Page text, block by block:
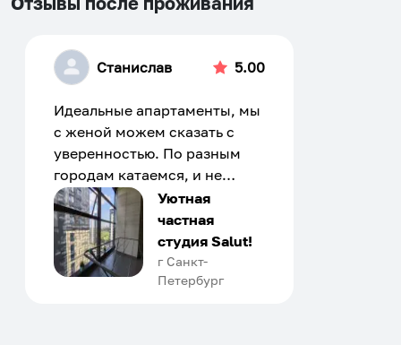
Станислав 5.00
Идеальные апартаменты, мы
с женой можем сказать с
уверенностью. По разным
городам катаемся, и не
только в России. Сервис на
отличном уровне. Хозяин
апартаментов доброй души
человек, всегда можно
договориться, подскажет
Уютная
частная
студия Salut!
г Санкт-
Петербург